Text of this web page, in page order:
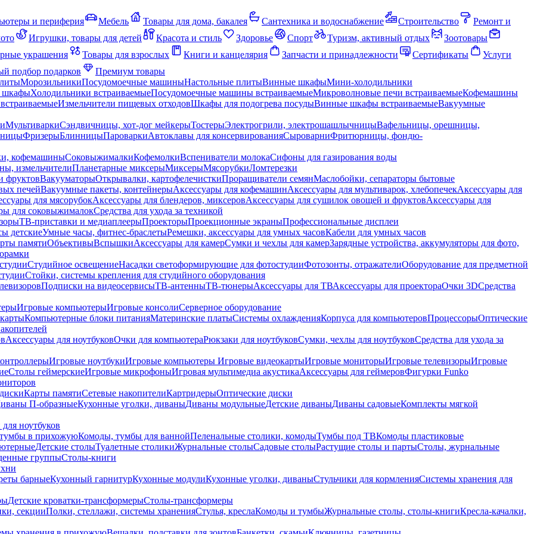
и периферия Мебель Товары для дома, бакалея Сантехника и водоснабжение Строительство
Ремонт и
Игрушки, товары для детей Красота и стиль Здоровье Спорт Туризм, активный отдых
Зоотовары
украшения
Товары для взрослых Книги и канцелярия Запчасти и принадлежности Сертификаты
Услуги
подбор подарков
Премиум товары
МорозильникиПосудомоечные машиныНастольные плитыВинные шкафыМини-холодильники
шкафыХолодильники встраиваемыеПосудомоечные машины встраиваемыеМикроволновые печи встраиваемыеКофемашины
Измельчители пищевых отходовШкафы для подогрева посудыВинные шкафы встраиваемыеВакуумные
МультиваркиСэндвичницы, хот-дог мейкерыТостерыЭлектрогрили, электрошашлычницыВафельницы, орешницы,
ФризерыБлинницыПароваркиАвтоклавы для консервированияСыроварниФритюрницы, фондю-
кофемашиныСоковыжималкиКофемолкиВспениватели молокаСифоны для газирования воды
измельчителиПланетарные миксерыМиксерыМясорубкиЛомтерезки
фруктовВакууматорыОткрывалки, картофелечисткиПроращиватели семянМаслобойки, сепараторы бытовые
печейВакуумные пакеты, контейнерыАксессуары для кофемашинАксессуары для мультиварок, хлебопечекАксессуары для
для мясорубокАксессуары для блендеров, миксеровАксессуары для сушилок овощей и фруктовАксессуары для
для соковыжималокСредства для ухода за техникой
ТВ-приставки и медиаплеерыПроекторыПроекционные экраныПрофессиональные дисплеи
детскиеУмные часы, фитнес-браслетыРемешки, аксессуары для умных часовКабели для умных часов
памятиОбъективыВспышкиАксессуары для камерСумки и чехлы для камерЗарядные устройства, аккумуляторы для фото,
Студийное освещениеНасадки светоформирующие для фотостудииФотозонты, отражателиОборудование для предметной
Стойки, системы крепления для студийного оборудования
Подписки на видеосервисыТВ-антенныТВ-тюнерыАксессуары для ТВАксессуары для проектораОчки 3DСредства
Игровые компьютерыИгровые консолиСерверное оборудование
Компьютерные блоки питанияМатеринские платыСистемы охлажденияКорпуса для компьютеровПроцессорыОптические
Аксессуары для ноутбуковОчки для компьютераРюкзаки для ноутбуковСумки, чехлы для ноутбуковСредства для ухода за
Игровые ноутбукиИгровые компьютеры Игровые видеокартыИгровые мониторыИгровые телевизорыИгровые
Столы геймерскиеИгровые микрофоныИгровая мультимедиа акустикаАксессуары для геймеровФигурки Funko
Карты памятиСетевые накопителиКартридерыОптические диски
П-образныеКухонные уголки, диваныДиваны модульныеДетские диваныДиваны садовыеКомплекты мягкой
ноутбуков
в прихожуюКомоды, тумбы для ваннойПеленальные столики, комодыТумбы под ТВКомоды пластиковые
Детские столыТуалетные столикиЖурнальные столыСадовые столыРастущие столы и партыСтолы, журнальные
группыСтолы-книги
барныеКухонный гарнитурКухонные модулиКухонные уголки, диваныСтульчики для кормленияСистемы хранения для
Детские кроватки-трансформерыСтолы-трансформеры
секцииПолки, стеллажи, системы храненияСтулья, креслаКомоды и тумбыЖурнальные столы, столы-книгиКресла-качалки,